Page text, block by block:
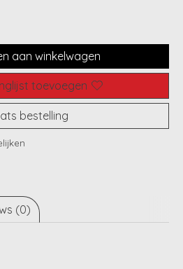
aan winkelwagen
toevoegen
bestelling
(0)